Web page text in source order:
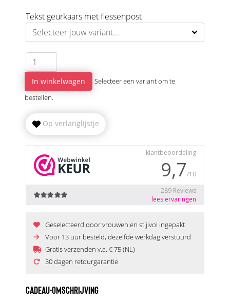
Tekst geurkaars met flessenpost
In winkelwagen
Selecteer een variant om te
bestellen.
Op verlanglijstje
Geselecteerd door vrouwen en stijlvol ingepakt
Voor 13 uur besteld, dezelfde werkdag verstuurd
Gratis verzenden v.a. € 75 (NL)
30 dagen retourgarantie
CADEAU-OMSCHRIJVING